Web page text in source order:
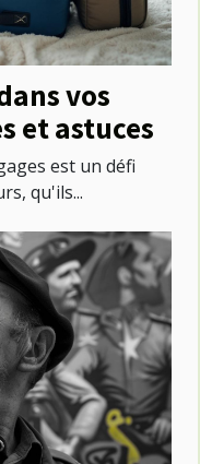
vos
et astuces
est un défi
qu'ils...